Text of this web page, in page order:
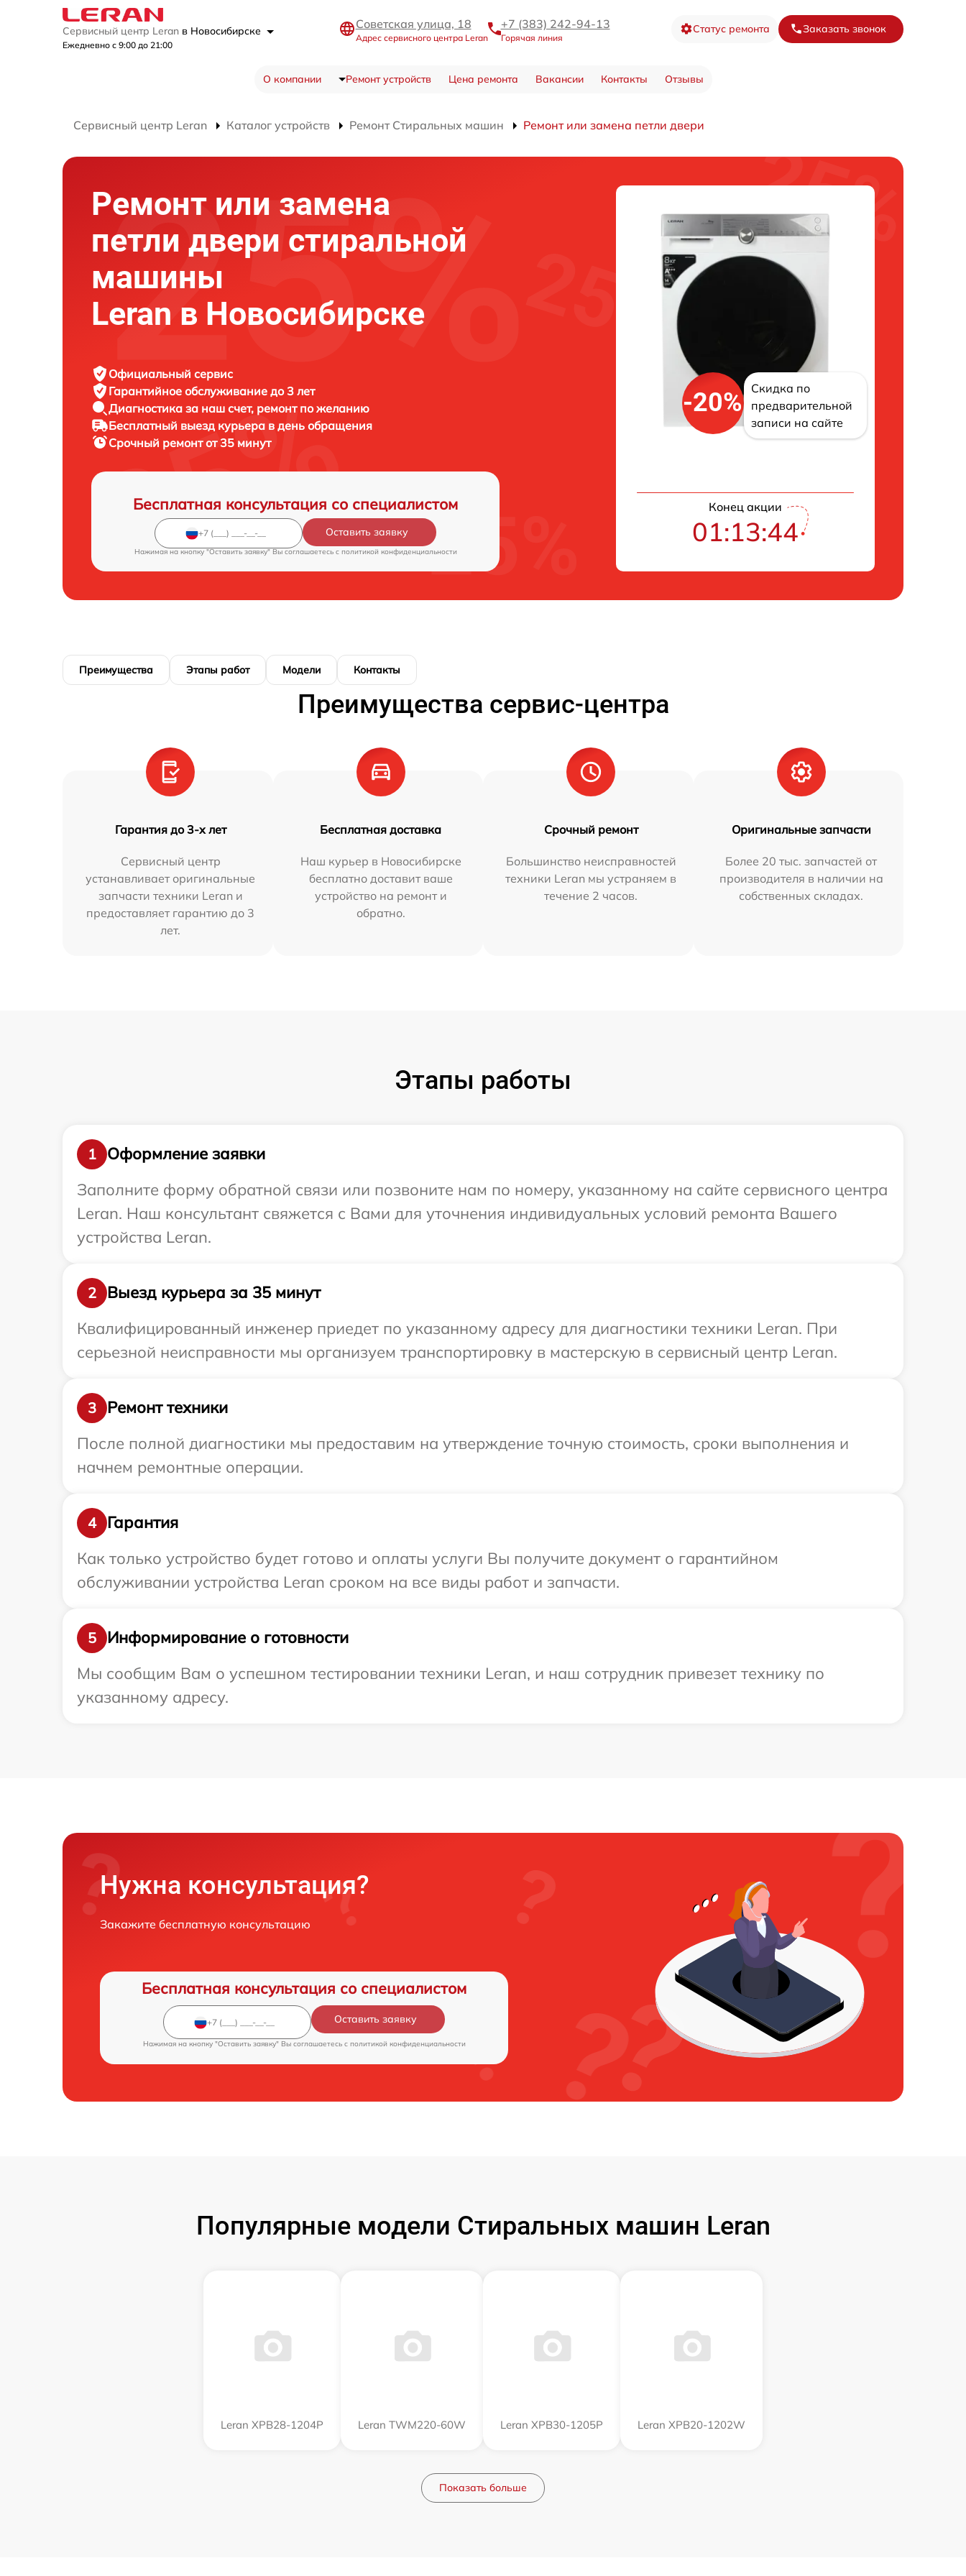
Сервисный центр Leran в Новосибирске
Ежедневно с 9:00 до 21:00
Советская улица, 18
Адрес сервисного центра Leran
+7 (383) 242-94-13
Горячая линия
Статус ремонта Заказать звонок
О компании Ремонт устройств Цена ремонта Вакансии Контакты Отзывы
Сервисный центр Leran Каталог устройств Ремонт Стиральных машин Ремонт или замена петли двери
Ремонт или замена
петли двери стиральной
машины
Leran в Новосибирске
Официальный сервис
Гарантийное обслуживание до 3 лет
Диагностика за наш счет, ремонт по желанию
Бесплатный выезд курьера в день обращения
Срочный ремонтот 35 минут
Бесплатная консультация со специалистом
Оставить заявку
Нажимая на кнопку "Оставить заявку" Вы соглашаетесь c политикой конфиденциальности
-20%
Скидка по
предварительной
записи на сайте
Конец акции
01:13:43
Преимущества Этапы работ Модели Контакты
Преимущества сервис-центра
Гарантия до 3-х лет
Сервисный центр
устанавливает оригинальные
запчасти техники Leran и
предоставляет гарантию до 3
лет.
Бесплатная доставка
Наш курьер в Новосибирске
бесплатно доставит ваше
устройство на ремонт и
обратно.
Срочный ремонт
Большинство неисправностей
техники Leran мы устраняем в
течение 2 часов.
Оригинальные запчасти
Более 20 тыс. запчастей от
производителя в наличии на
собственных складах.
Этапы работы
1
Оформление заявки
Заполните форму обратной связи или позвоните нам по номеру, указанному на сайте сервисного центра
Leran. Наш консультант свяжется с Вами для уточнения индивидуальных условий ремонта Вашего
устройства Leran.
2
Выезд курьера за 35 минут
Квалифицированный инженер приедет по указанному адресу для диагностики техники Leran. При
серьезной неисправности мы организуем транспортировку в мастерскую в сервисный центр Leran.
3
Ремонт техники
После полной диагностики мы предоставим на утверждение точную стоимость, сроки выполнения и
начнем ремонтные операции.
4
Гарантия
Как только устройство будет готово и оплаты услуги Вы получите документ о гарантийном
обслуживании устройства Leran сроком на все виды работ и запчасти.
5
Информирование о готовности
Мы сообщим Вам о успешном тестировании техники Leran, и наш сотрудник привезет технику по
указанному адресу.
Нужна консультация?
Закажите бесплатную консультацию
Бесплатная консультация со специалистом
Оставить заявку
Нажимая на кнопку "Оставить заявку" Вы соглашаетесь c политикой конфиденциальности
Популярные модели Стиральных машин Leran
Leran XPB28-1204P Leran TWM220-60W Leran XPB30-1205P Leran XPB20-1202W
Показать больше